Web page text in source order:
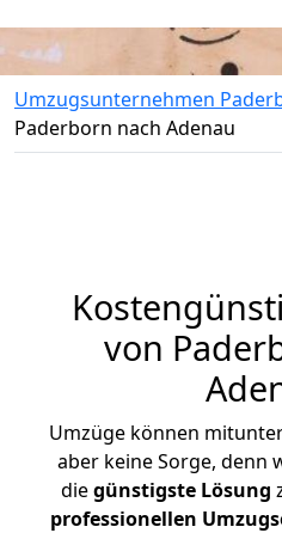
Umzugsunternehmen
Paderborn nach Adenau
von
Umzüge können
aber keine Sorge, denn
diegünstigste Lösung
professionellen